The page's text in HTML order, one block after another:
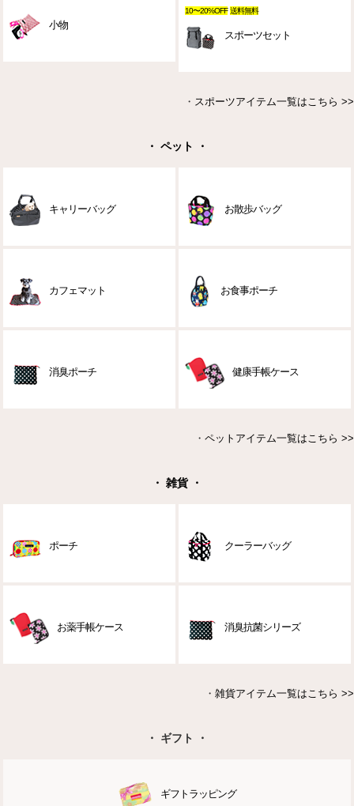
小物
10〜20%OFF 送料無料
スポーツセット
・ スポーツアイテム一覧はこちら >>
・ ペット ・
キャリーバッグ お散歩バッグ
カフェマット お食事ポーチ
消臭ポーチ 健康手帳ケース
・ ペットアイテム一覧はこちら >>
・ 雑貨 ・
ポーチ クーラーバッグ
お薬手帳ケース 消臭抗菌シリーズ
・ 雑貨アイテム一覧はこちら >>
・ ギフト ・
ギフトラッピング